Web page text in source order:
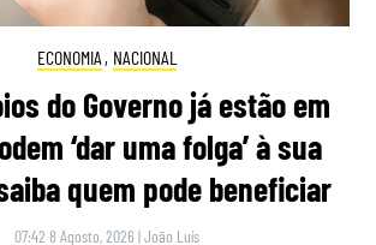
ECONOMIA , NACIONAL
do Governo já estão em
‘dar uma folga’ à sua
quem pode beneficiar
07:42 8 Agosto, 2026 |João Luís